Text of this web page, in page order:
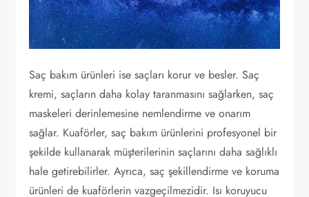
Saç bakım ürünleri ise saçları korur ve besler. Saç
kremi, saçların daha kolay taranmasını sağlarken, saç
maskeleri derinlemesine nemlendirme ve onarım
sağlar. Kuaförler, saç bakım ürünlerini profesyonel bir
şekilde kullanarak müşterilerinin saçlarını daha sağlıklı
hale getirebilirler. Ayrıca, saç şekillendirme ve koruma
ürünleri de kuaförlerin vazgeçilmezidir. Isı koruyucu